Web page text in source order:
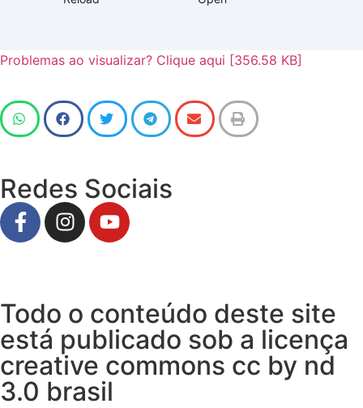
Problemas ao visualizar? Clique aqui [356.58 KB]
Redes Sociais
Todo o conteúdo deste site
está publicado sob a licença
creative commons cc by nd
3.0 brasil